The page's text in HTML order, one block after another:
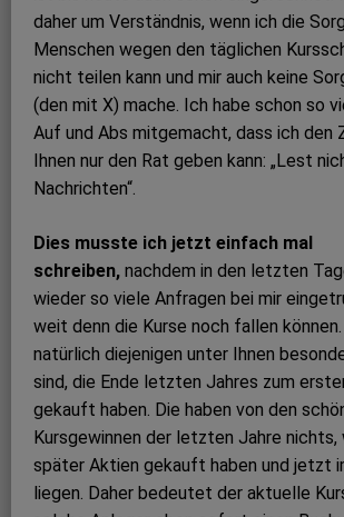
daher um Verständnis, wenn ich die
Menschen wegen den täglichen
nicht teilen kann und mir auch keine
(den mit X) mache. Ich habe schon so
Auf und Abs mitgemacht, dass ich den
Ihnen nur den Rat geben kann: „Lest
Nachrichten“.
Dies musste ich jetzt einfach mal
schreiben, nachdem in den letzten
wieder so viele Anfragen bei mir
weit denn die Kurse noch fallen
natürlich diejenigen unter Ihnen
sind, die Ende letzten Jahres zum
gekauft haben. Die haben von den
Kursgewinnen der letzten Jahre nichts,
später Aktien gekauft haben und jetzt
liegen. Daher bedeutet der aktuelle